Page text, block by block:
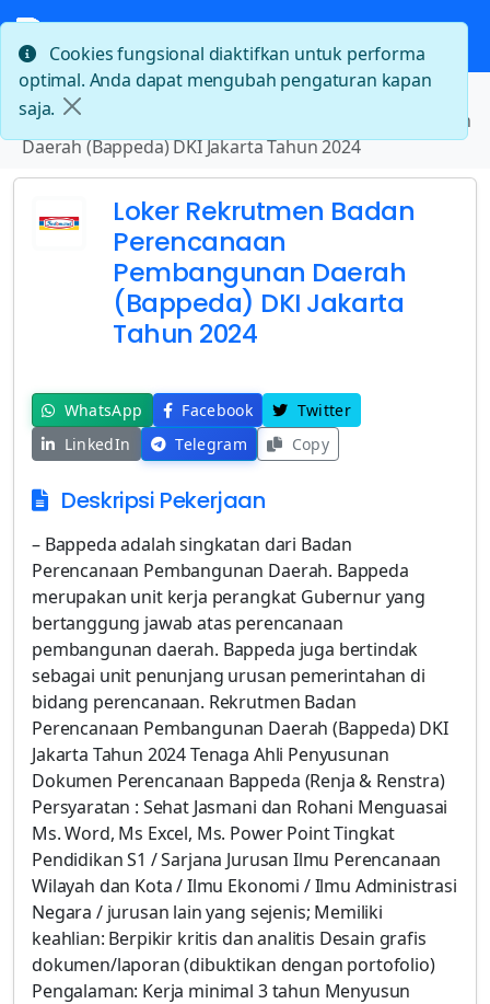
Beranda
Loker Rekrutmen Badan Perencanaan Pembangunan
Daerah (Bappeda) DKI Jakarta Tahun 2024
Loker Rekrutmen Badan
Perencanaan
Pembangunan Daerah
(Bappeda) DKI Jakarta
Tahun 2024
WhatsApp Facebook
Twitter
LinkedIn
Telegram Copy
Deskripsi Pekerjaan
– Bappeda adalah singkatan dari Badan
Perencanaan Pembangunan Daerah. Bappeda
merupakan unit kerja perangkat Gubernur yang
bertanggung jawab atas perencanaan
pembangunan daerah. Bappeda juga bertindak
sebagai unit penunjang urusan pemerintahan di
bidang perencanaan. Rekrutmen Badan
Perencanaan Pembangunan Daerah (Bappeda) DKI
Jakarta Tahun 2024 Tenaga Ahli Penyusunan
Dokumen Perencanaan Bappeda (Renja & Renstra)
Persyaratan : Sehat Jasmani dan Rohani Menguasai
Ms. Word, Ms Excel, Ms. Power Point Tingkat
Pendidikan S1 / Sarjana Jurusan Ilmu Perencanaan
Wilayah dan Kota / Ilmu Ekonomi / Ilmu Administrasi
Negara / jurusan lain yang sejenis; Memiliki
keahlian: Berpikir kritis dan analitis Desain grafis
dokumen/laporan (dibuktikan dengan portofolio)
Pengalaman: Kerja minimal 3 tahun Menyusun
Cookies fungsional diaktifkan untuk performa
optimal. Anda dapat mengubah pengaturan kapan
saja.